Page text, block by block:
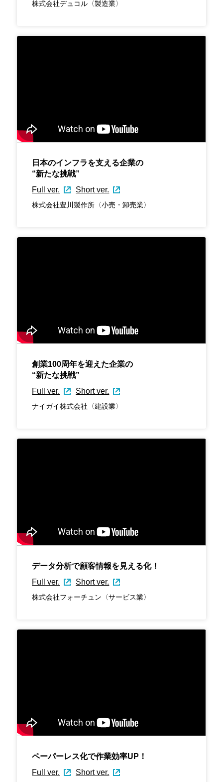
株式会社デュコル〈製造業〉
日本のインフラを支える企業の
“新たな挑戦”
Full ver.
Short ver.
株式会社豊川製作所〈小売・卸売業〉
創業100周年を迎えた企業の
“新たな挑戦”
Full ver.
Short ver.
ナイガイ株式会社〈建設業〉
データ分析で顧客情報を見える化！
Full ver.
Short ver.
株式会社フォーチュン〈サービス業〉
ペーパーレス化で作業効率UP！
Full ver.
Short ver.